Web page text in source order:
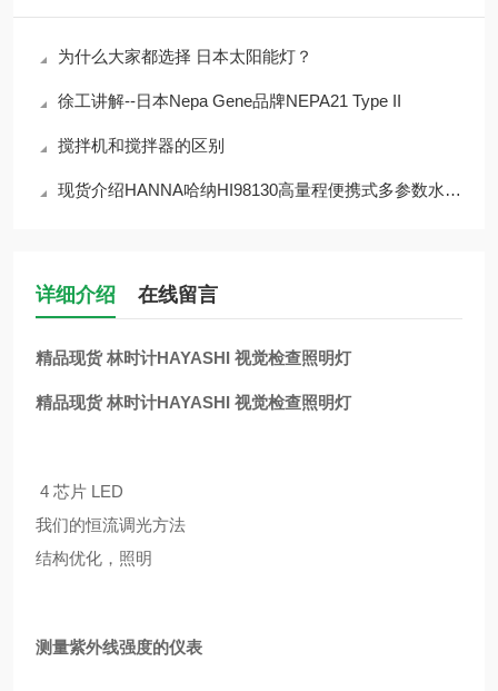
为什么大家都选择 日本太阳能灯？
徐工讲解--日本Nepa Gene品牌NEPA21 Type II
搅拌机和搅拌器的区别
现货介绍HANNA哈纳HI98130高量程便携式多参数水质测定仪
详细介绍 在线留言
精品现货 林时计HAYASHI 视觉检查照明灯
精品现货 林时计HAYASHI 视觉检查照明灯
4 芯片 LED
我们的恒流调光方法
结构优化，照明
测量紫外线强度的仪表